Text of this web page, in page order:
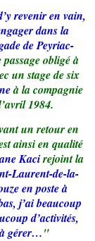
revenir en vain,
dans la
de Peyriac-
obligé à
un stage de six
à la compagnie
1984.
un retour en
ainsi en qualité
Kacirejoint la
Laurent-de-la-
en poste à
j’ai beaucoup
d’activités,
gérer…"